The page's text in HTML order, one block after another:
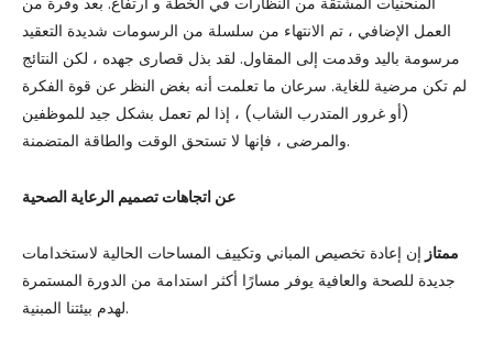
العمل الإضافي ، تم الانتهاء من سلسلة من الرسومات شديدة التعقيد
مرسومة باليد وقدمت إلى المقاول. لقد بذل قصارى جهده ، لكن النتائج
لم تكن مرضية للغاية. سرعان ما تعلمت أنه بغض النظر عن قوة الفكرة
(أو غرور المتدرب الشاب) ، إذا لم تعمل بشكل جيد للموظفين
والمرضى ، فإنها لا تستحق الوقت والطاقة المتضمنة.
عن اتجاهات تصميم الرعاية الصحية
ممتاز إن إعادة تخصيص المباني وتكييف المساحات الحالية لاستخدامات
جديدة للصحة والعافية يوفر مسارًا أكثر استدامة من الدورة المستمرة
لهدم بيئتنا المبنية.